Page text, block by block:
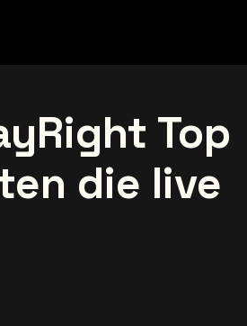
Top
die live